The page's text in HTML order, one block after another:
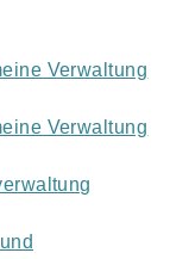
Verwaltung
Verwaltung